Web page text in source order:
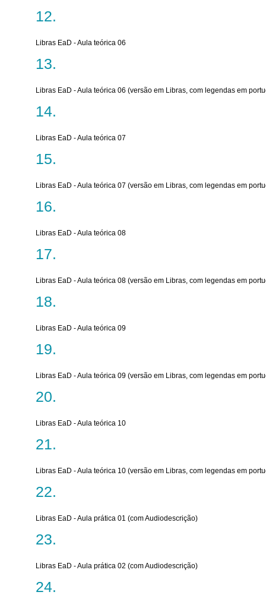
Libras EaD - Aula teórica 06
Libras EaD - Aula teórica 06 (versão em Libras, com legendas em
Libras EaD - Aula teórica 07
Libras EaD - Aula teórica 07 (versão em Libras, com legendas em
Libras EaD - Aula teórica 08
Libras EaD - Aula teórica 08 (versão em Libras, com legendas em
Libras EaD - Aula teórica 09
Libras EaD - Aula teórica 09 (versão em Libras, com legendas em
Libras EaD - Aula teórica 10
Libras EaD - Aula teórica 10 (versão em Libras, com legendas em
Libras EaD - Aula prática 01 (com Audiodescrição)
Libras EaD - Aula prática 02 (com Audiodescrição)